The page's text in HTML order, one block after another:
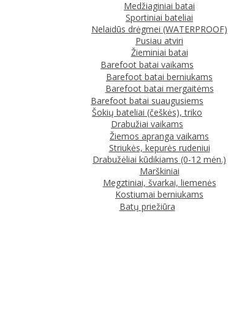
Medžiaginiai batai
Sportiniai bateliai
Nelaidūs drėgmei (WATERPROOF)
Pusiau atviri
Žieminiai batai
Barefoot batai vaikams
Barefoot batai berniukams
Barefoot batai mergaitėms
Barefoot batai suaugusiems
Šokių bateliai (češkės), triko
Drabužiai vaikams
Žiemos apranga vaikams
Striukės, kepurės rudeniui
Drabužėliai kūdikiams (0-12 mėn.)
Marškiniai
Megztiniai, švarkai, liemenės
Kostiumai berniukams
Batų priežiūra